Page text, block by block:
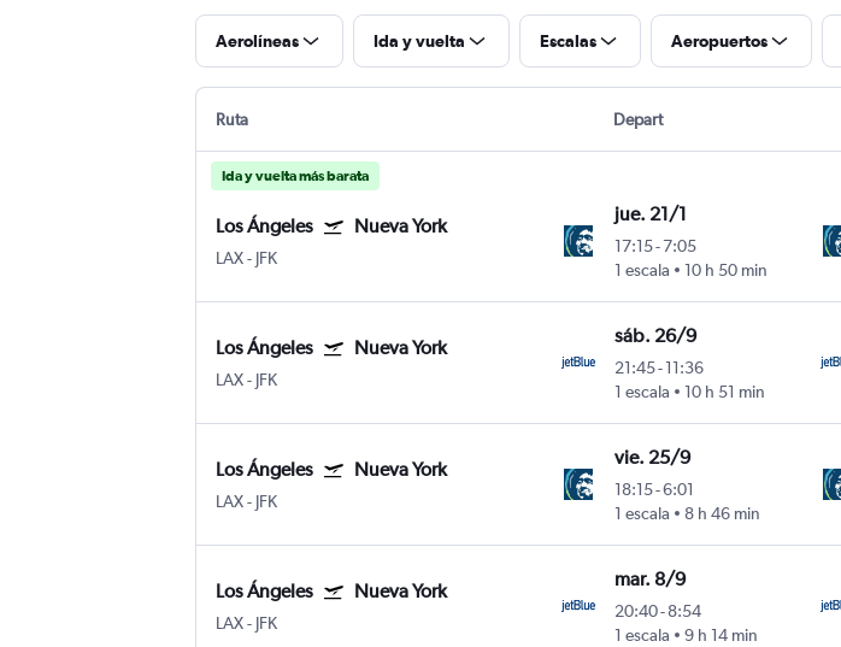
Aerolíneas Ida y vuelta Escalas Aeropuertos
Ruta Depart
Ida y vuelta más barata
Los Ángeles Nueva York
LAX- JFK
jue. 21/1
17:15-7:05
1 escala
10 h 50 min
Los Ángeles Nueva York
LAX- JFK
sáb. 26/9
21:45-11:36
1 escala
10 h 51 min
Los Ángeles Nueva York
LAX- JFK
vie. 25/9
18:15-6:01
1 escala
8 h 46 min
Los Ángeles Nueva York
LAX- JFK
mar. 8/9
20:40-8:54
1 escala
9 h 14 min